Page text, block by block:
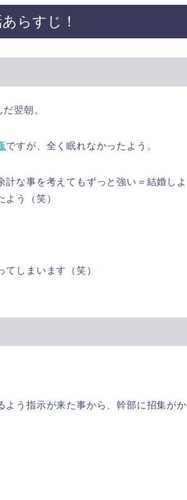
らすじ！
翌朝。
ですが、全く眠れなかったよう。
な事を考えてもずっと強い＝結婚しよ
う（笑）
しまいます（笑）
よう指示が来た事から、幹部に招集がか